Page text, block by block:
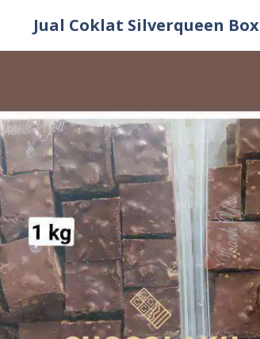
Jual Coklat Silverqueen Box